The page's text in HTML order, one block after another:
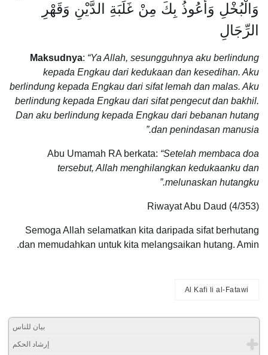
وَالْبُخْلِ وَأَعُوذُ بِكَ مِنْ غَلَبَةِ الدَّيْنِ وَقَهْرِ
الرِّجَالِ
Maksudnya: “Ya Allah, sesungguhnya aku berlindung
kepada Engkau dari kedukaan dan kesedihan. Aku
berlindung kepada Engkau dari sifat lemah dan malas. Aku
berlindung kepada Engkau dari sifat pengecut dan bakhil.
Dan aku berlindung kepada Engkau dari bebanan hutang
dan penindasan manusia.”
Abu Umamah RA berkata: “Setelah membaca doa
tersebut, Allah menghilangkan kedukaanku dan
melunaskan hutangku.”
Riwayat Abu Daud (4/353)
Semoga Allah selamatkan kita daripada sifat berhutang
dan memudahkan untuk kita melangsaikan hutang. Amin.
Al Kafi li al-Fatawi
بيان للناس
إرشاد الحكم